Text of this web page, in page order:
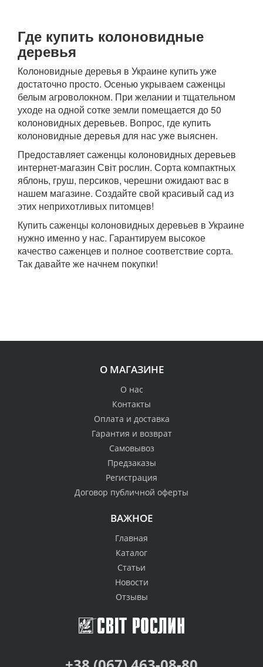
Где купить колоновидные
деревья
Колоновидные деревья в Украине купить уже
достаточно просто. Осенью укрываем саженцы
белым агроволокном. При желании и тщательном
уходе на одной сотке земли помещается до 50
колоновидных деревьев. Вопрос, где купить
колоновидные деревья для нас уже выяснен.
Предоставляет саженцы колоновидных деревьев
интернет-магазин Світ рослин. Сорта компактных
яблонь, груш, персиков, черешни ожидают вас в
нашем магазине. Создайте свой красивый сад из
этих неприхотливых питомцев!
Купить саженцы колоновидных деревьев в Украине
нужно именно у нас. Гарантируем высокое
качество саженцев и полное соответствие сорта.
Так давайте же начнем покупки!
О МАГАЗИНЕ
О нас
Контакты
Оплата и доставка
Гарантия и возврат
Самовывоз
Предзаказы
Регистрация
Договор публичной оферты
ВАЖНОЕ
Главная
Каталог
Статьи
Новости
Отзывы